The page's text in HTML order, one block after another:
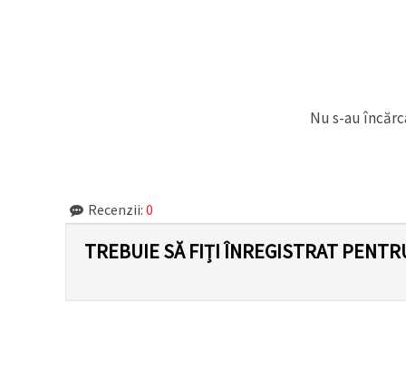
Nu s-au
Recenzii: 0
TREBUIE SĂ FIȚI ÎNREGISTRAT